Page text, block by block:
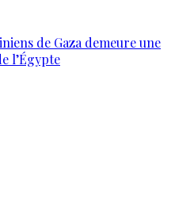
de Gaza demeure une
l’Égypte